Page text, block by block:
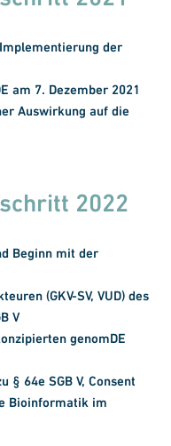
der
am 7. Dezember 2021
Auswirkung auf die
2022
Beginn mit der
(GKV-SV, VUD) des
V
genomDE
§ 64e SGB V, Consent
Bioinformatik im